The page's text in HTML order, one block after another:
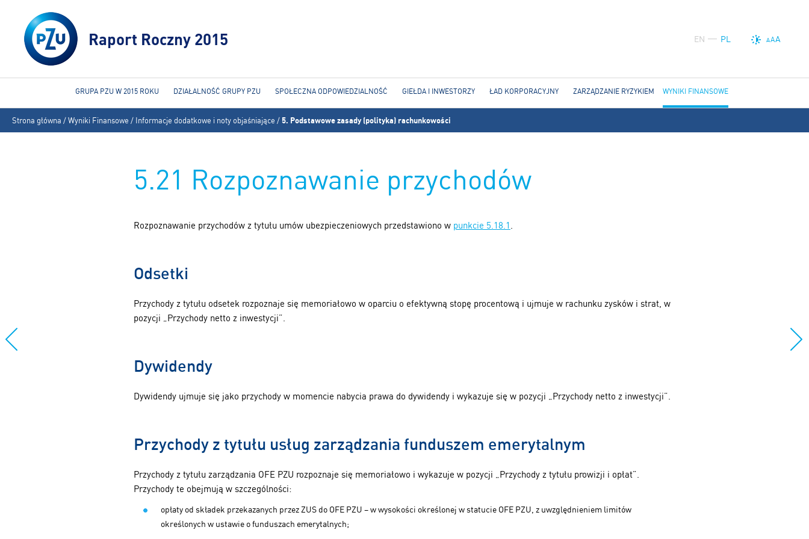
EN PL AAA
Raport Roczny 2015
Jesteś
tutaj
Strona główna /Wyniki Finansowe / Informacje dodatkowe i noty objaśniające /5. Podstawowe zasady (polityka) rachunkowości
5.21 Rozpoznawanie przychodów
Rozpoznawanie przychodów z tytułu umów ubezpieczeniowych przedstawiono w punkcie 5.18.1 .
Odsetki
Przychody z tytułu odsetek rozpoznaje się memoriałowo w oparciu o efektywną stopę procentową i ujmuje w rachunku zysków i strat, w
pozycji „Przychody netto z inwestycji”.
Dywidendy
Dywidendy ujmuje się jako przychody w momencie nabycia prawa do dywidendy i wykazuje się w pozycji „Przychody netto z inwestycji”.
Przychody z tytułu usług zarządzania funduszem emerytalnym
Przychody z tytułu zarządzania OFE PZU rozpoznaje się memoriałowo i wykazuje w pozycji „Przychody z tytułu prowizji i opłat”.
Przychody te obejmują w szczególności:
opłaty od składek przekazanych przez ZUS do OFE PZU – w wysokości określonej w statucie OFE PZU, z uwzględnieniem limitów
określonych w ustawie o funduszach emerytalnych;
GRUPA PZU W 2015 ROKU DZIAŁALNOŚĆ GRUPY PZU SPOŁECZNA ODPOWIEDZIALNOŚĆ GIEŁDA I INWESTORZY ŁAD KORPORACYJNY ZARZĄDZANIE RYZYKIEM WYNIKI FINANSOWE